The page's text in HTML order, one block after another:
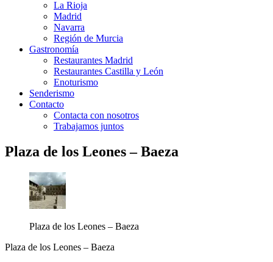
La Rioja
Madrid
Navarra
Región de Murcia
Gastronomía
Restaurantes Madrid
Restaurantes Castilla y León
Enoturismo
Senderismo
Contacto
Contacta con nosotros
Trabajamos juntos
Plaza de los Leones – Baeza
Plaza de los Leones – Baeza
Plaza de los Leones – Baeza